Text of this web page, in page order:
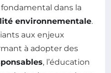
dans la
environnementale.
aux enjeux
à adopter des
, l’éducation